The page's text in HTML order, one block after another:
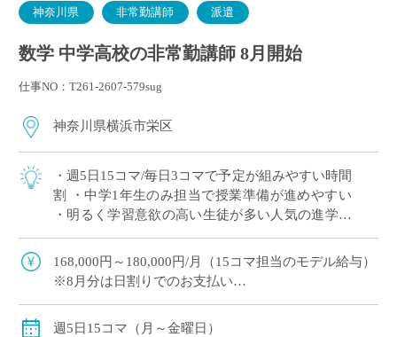
神奈川県 非常勤講師 派遣
数学 中学高校の非常勤講師 8月開始
仕事NO：T261-2607-579sug
神奈川県横浜市栄区
・週5日15コマ/毎日3コマで予定が組みやすい時間
割 ・中学1年生のみ担当で授業準備が進めやすい
・明るく学習意欲の高い生徒が多い人気の進学校
をご希望の方におすすめ
168,000円～180,000円/月（15コマ担当のモデル給与）
※8月分は日割りでのお支払い
◇交通費別途支給
週5日15コマ（月～金曜日）